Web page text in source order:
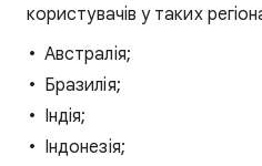
користувачів у таких
Австралія;
Бразилія;
Індія;
Індонезія;